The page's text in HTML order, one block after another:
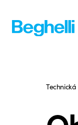
Technická